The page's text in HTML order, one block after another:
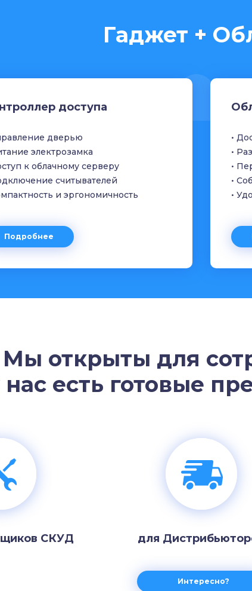
Гаджет +
доступа
дверью
электрозамка
к облачному серверу
считывателей
и эргономичность
Подробнее
•
•
•
•
•
Мы открыты для
нас есть готовые
СКУД для
Интересно?